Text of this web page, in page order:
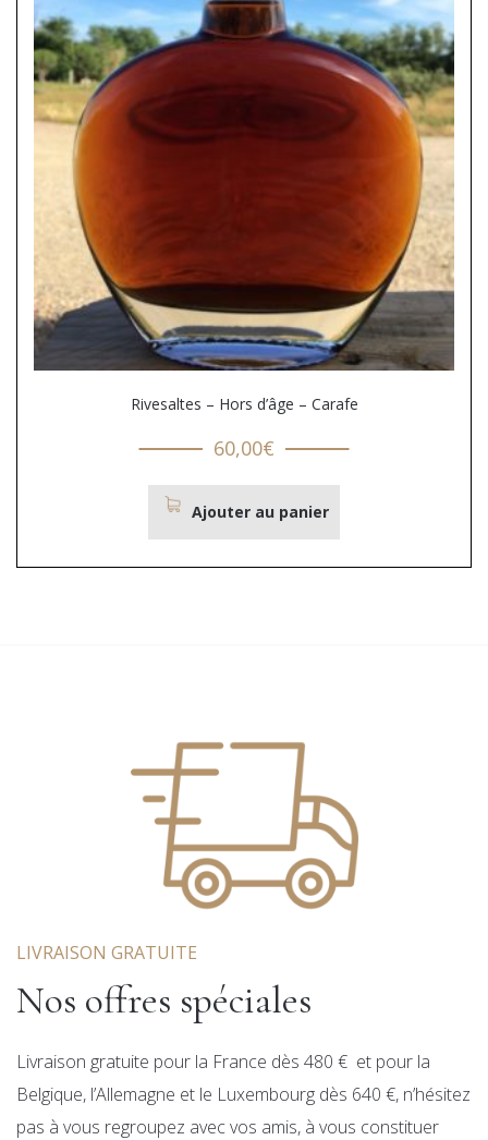
Rivesaltes – Hors d’âge – Carafe
60,00€
Ajouter au panier
LIVRAISON GRATUITE
Nos offres spéciales
Livraison gratuite pour la France dès 480 € et pour la
Belgique, l’Allemagne et le Luxembourg dès 640 €, n’hésitez
pas à vous regroupez avec vos amis, à vous constituer